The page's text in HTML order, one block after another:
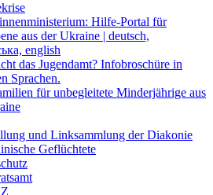
Hilfe-Portal für
aus der Ukraine | deutsch,
english
das Jugendamt? Infobroschüre in
Sprachen.
für unbegleitete Minderjährige aus
und Linksammlung der Diakonie
Geflüchtete